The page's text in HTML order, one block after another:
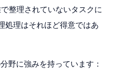
整理されていないタスクに
処理はそれほど得意ではあ
野に強みを持っています：